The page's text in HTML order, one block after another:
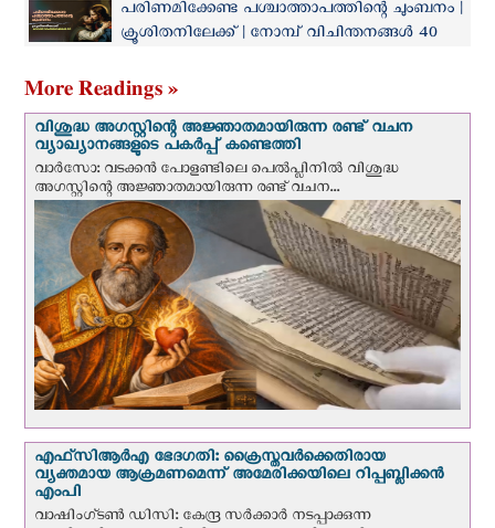
പരിണമിക്കേണ്ട പശ്ചാത്താപത്തിന്റെ ചുംബനം |
ക്രൂശിതനിലേക്ക് | നോമ്പ് വിചിന്തനങ്ങൾ 40
More Readings »
വിശുദ്ധ അഗസ്റ്റിന്റെ അജ്ഞാതമായിരുന്ന രണ്ട് വചന
വ്യാഖ്യാനങ്ങളുടെ പകര്‍പ്പ് കണ്ടെത്തി
വാര്‍സോ: വടക്കൻ പോളണ്ടിലെ പെൽപ്ലിനില്‍ വിശുദ്ധ
അഗസ്റ്റിന്റെ അജ്ഞാതമായിരുന്ന രണ്ട് വചന...
എഫ്‌സി‌ആര്‍‌എ ഭേദഗതി: ക്രൈസ്തവർക്കെതിരായ
വ്യക്തമായ ആക്രമണമെന്ന് അമേരിക്കയിലെ റിപ്പബ്ലിക്കൻ
എംപി
വാഷിംഗ്ടണ്‍ ഡി‌സി: കേന്ദ്ര സർക്കാർ നടപ്പാക്കുന്ന